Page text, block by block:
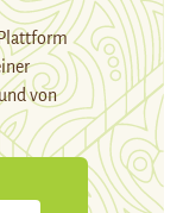
von